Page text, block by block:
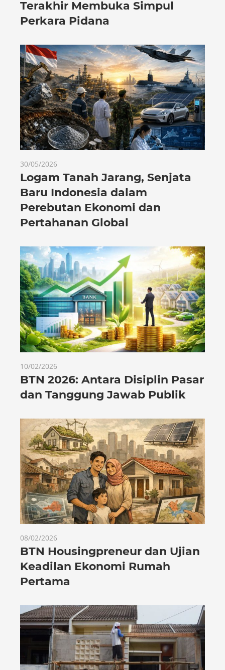
Terakhir Membuka Simpul
Perkara Pidana
30/05/2026
Logam Tanah Jarang, Senjata
Baru Indonesia dalam
Perebutan Ekonomi dan
Pertahanan Global
10/02/2026
BTN 2026: Antara Disiplin Pasar
dan Tanggung Jawab Publik
08/02/2026
BTN Housingpreneur dan Ujian
Keadilan Ekonomi Rumah
Pertama